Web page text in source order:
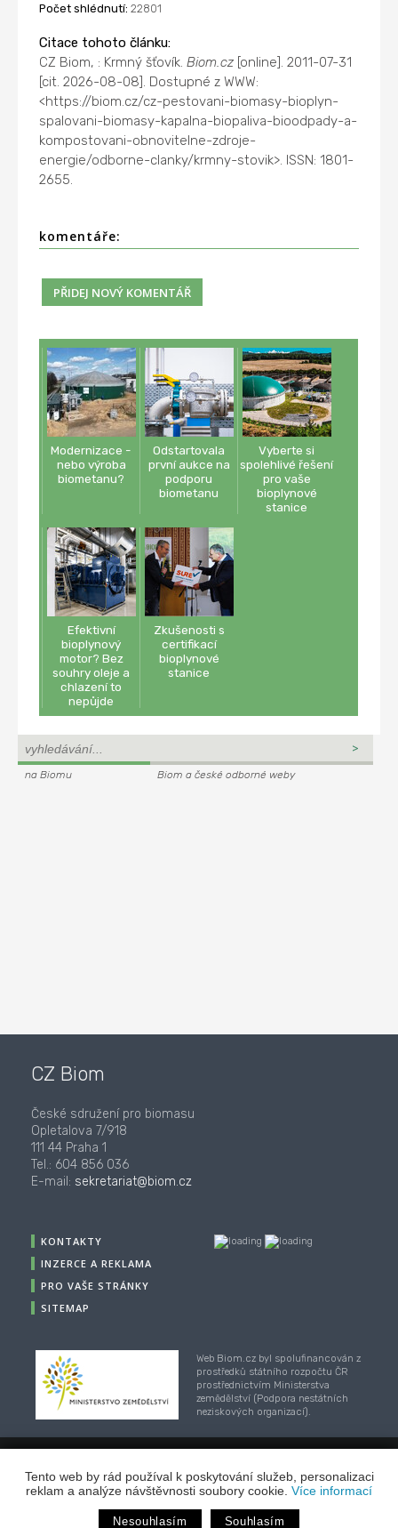
Tento web by rád používal k poskytování služeb, personalizaci
reklam a analýze návštěvnosti soubory cookie. Více informací
Nesouhlasím Souhlasím
Počet shlédnutí: 22801
Citace tohoto článku:
CZ Biom, : Krmný šťovík.Biom.cz [online]. 2011-07-31
[cit. 2026-08-08]. Dostupné z WWW:
<https://biom.cz/cz-pestovani-biomasy-bioplyn-
spalovani-biomasy-kapalna-biopaliva-bioodpady-a-
kompostovani-obnovitelne-zdroje-
energie/odborne-clanky/krmny-stovik>. ISSN: 1801-
2655.
komentáře:
Modernizace -
nebo výroba
biometanu?
Odstartovala
první aukce na
podporu
biometanu
Vyberte si
spolehlivé řešení
pro vaše
bioplynové
stanice
Efektivní
bioplynový
motor? Bez
souhry oleje a
chlazení to
nepůjde
Zkušenosti s
certifikací
bioplynové
stanice
na Biomu Biom a české odborné weby
CZ Biom
České sdružení pro biomasu
Opletalova 7/918
111 44 Praha 1
Tel.: 604 856 036
E-mail: sekretariat@biom.cz
KONTAKTY
INZERCE A REKLAMA
PRO VAŠE STRÁNKY
SITEMAP
Web Biom.cz byl spolufinancován z
prostředků státního rozpočtu ČR
prostřednictvím Ministerstva
zemědělství (Podpora nestátních
neziskových organizací).
© 2001-2018, CZ Biom - České sdružení pro biomasu,
Webhosting / webdesign / publikační systém TOOLKIT -